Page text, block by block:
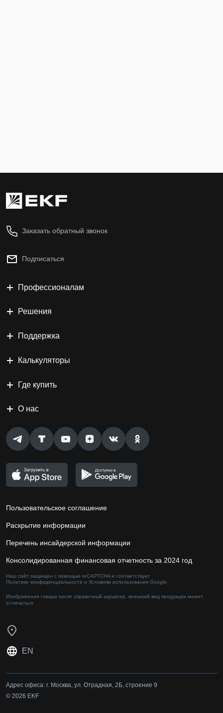
Заказать обратный звонок
Подписаться
Профессионалам
Решения
Поддержка
Калькуляторы
Где купить
О нас
Пользовательское соглашение
Раскрытие информации
Перечень инсайдерской информации
Консолидированная финансовая отчетность за 2024 год
Наш сайт защищен с помощью reCAPTCHA и соответствует
Политике конфиденциальности и Условиям использования Google.
Изображения товара носят справочный характер, внешний вид продукции может
отличаться
EN
Адрес офиса: г. Москва, ул. Отрадная, 2Б, строение 9
© 2026 EKF